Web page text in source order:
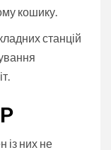
кошику.
станцій
із них не